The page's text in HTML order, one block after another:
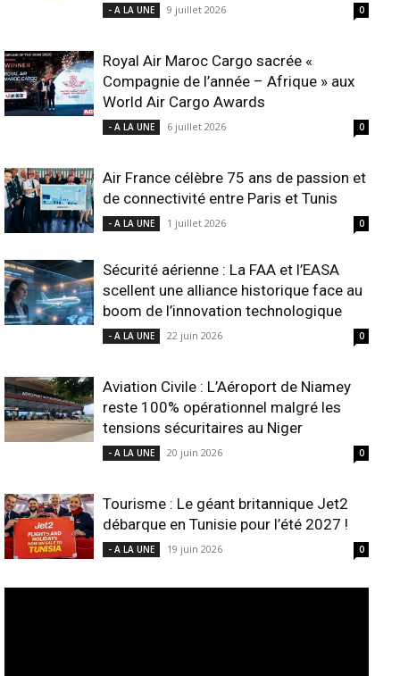
- A LA UNE 9 juillet 2026 0
Royal Air Maroc Cargo sacrée «
Compagnie de l’année – Afrique » aux
World Air Cargo Awards
- A LA UNE 6 juillet 2026 0
Air France célèbre 75 ans de passion et
de connectivité entre Paris et Tunis
- A LA UNE 1 juillet 2026 0
Sécurité aérienne : La FAA et l’EASA
scellent une alliance historique face au
boom de l’innovation technologique
- A LA UNE 22 juin 2026 0
Aviation Civile : L’Aéroport de Niamey
reste 100% opérationnel malgré les
tensions sécuritaires au Niger
- A LA UNE 20 juin 2026 0
Tourisme : Le géant britannique Jet2
débarque en Tunisie pour l’été 2027 !
- A LA UNE 19 juin 2026 0